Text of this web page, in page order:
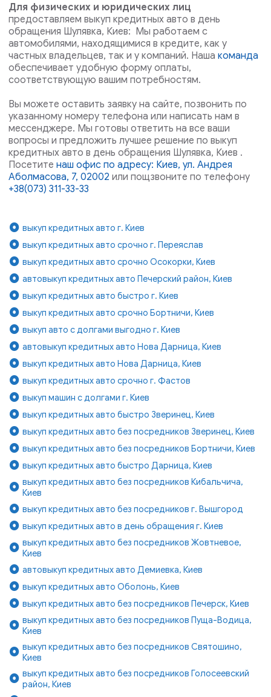
Для физических и юридических лиц
предоставляем выкуп кредитных авто в день
обращения Шулявка, Киев: Мы работаем с
автомобилями, находящимися в кредите, как у
частных владельцев, так и у компаний. Нашакоманда
обеспечивает удобную форму оплаты,
соответствующую вашим потребностям.
Вы можете оставить заявку на сайте, позвонить по
указанному номеру телефона или написать нам в
мессенджере. Мы готовы ответить на все ваши
вопросы и предложить лучшее решение по выкуп
кредитных авто в день обращения Шулявка, Киев .
Посетитенаш офис по адресу: Киев, ул. Андрея
Аболмасова, 7, 02002 или пощзвоните по телефону
+38(073) 311-33-33
выкуп кредитных авто г. Киев
выкуп кредитных авто срочно г. Переяслав
выкуп кредитных авто срочно Осокорки, Киев
автовыкуп кредитных авто Печерский район, Киев
выкуп кредитных авто быстро г. Киев
выкуп кредитных авто срочно Бортничи, Киев
выкуп авто с долгами выгодно г. Киев
автовыкуп кредитных авто Нова Дарница, Киев
выкуп кредитных авто Нова Дарница, Киев
выкуп кредитных авто срочно г. Фастов
выкуп машин с долгами г. Киев
выкуп кредитных авто быстро Зверинец, Киев
выкуп кредитных авто без посредников Зверинец, Киев
выкуп кредитных авто без посредников Бортничи, Киев
выкуп кредитных авто быстро Дарница, Киев
выкуп кредитных авто без посредников Кибальчича,
Киев
выкуп кредитных авто без посредников г. Вышгород
выкуп кредитных авто в день обращения г. Киев
выкуп кредитных авто без посредников Жовтневое,
Киев
автовыкуп кредитных авто Демиевка, Киев
выкуп кредитных авто Оболонь, Киев
выкуп кредитных авто без посредников Печерск, Киев
выкуп кредитных авто без посредников Пуща-Водица,
Киев
выкуп кредитных авто без посредников Святошино,
Киев
выкуп кредитных авто без посредников Голосеевский
район, Киев